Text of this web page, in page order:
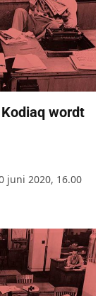
wordt
juni 2020, 16.00